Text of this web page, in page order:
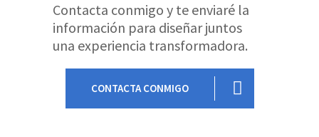
Contacta conmigo y te enviaré la
información para diseñar juntos
una experiencia transformadora.
CONTACTA CONMIGO